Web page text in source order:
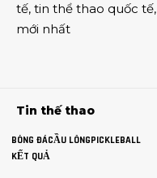
tế, tin thể thao quốc tế,
mới nhất
Tin thế thao
BÓNG ĐÁCẦU LÔNGPICKLEBALL
KẾT QUẢ